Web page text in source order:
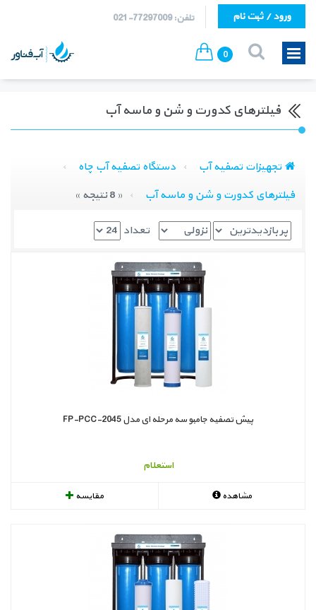
تلفن: 77297009-021 ورود / ثبت نام
0
فیلترهای کدورت و شن و ماسه آب
تجهیزات تصفیه آب
دستگاه تصفیه آب چاه
فیلترهای کدورت و شن و ماسه آب
« 8 نتیجه »
تعداد
پیش تصفیه جامبو سه مرحله ای مدل FP-PCC-2045
استعلام
مقایسه مشاهده